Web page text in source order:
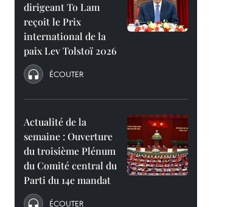
dirigeant To Lam
reçoit le Prix
international de la
paix Lev Tolstoï 2026
ÉCOUTER
Actualité de la
semaine : Ouverture
du troisième Plénum
du Comité central du
Parti du 14e mandat
ÉCOUTER